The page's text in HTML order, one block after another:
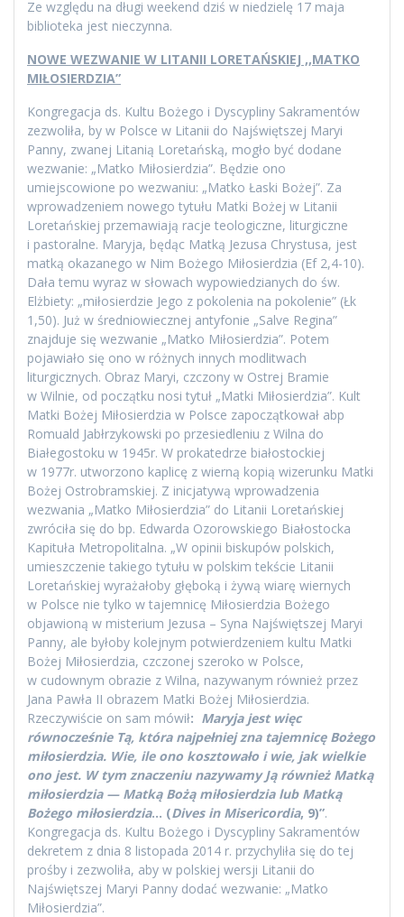
Ze względu na długi weekend dziś w niedzielę 17 maja
biblioteka jest nieczynna.
NOWE WEZWANIE W LITANII LORETAŃSKIEJ ,,MATKO
MIŁOSIERDZIA”
Kongregacja ds. Kultu Bożego i Dyscypliny Sakramentów
zezwoliła, by w Polsce w Litanii do Najświętszej Maryi
Panny, zwanej Litanią Loretańską, mogło być dodane
wezwanie: „Matko Miłosierdzia”. Będzie ono
umiejscowione po wezwaniu: „Matko Łaski Bożej”. Za
wprowadzeniem nowego tytułu Matki Bożej w Litanii
Loretańskiej przemawiają racje teologiczne, liturgiczne
i pastoralne. Maryja, będąc Matką Jezusa Chrystusa, jest
matką okazanego w Nim Bożego Miłosierdzia (Ef 2,4-10).
Dała temu wyraz w słowach wypowiedzianych do św.
Elżbiety: „miłosierdzie Jego z pokolenia na pokolenie” (Łk
1,50). Już w średniowiecznej antyfonie „Salve Regina”
znajduje się wezwanie „Matko Miłosierdzia”. Potem
pojawiało się ono w różnych innych modlitwach
liturgicznych. Obraz Maryi, czczony w Ostrej Bramie
w Wilnie, od początku nosi tytuł „Matki Miłosierdzia”. Kult
Matki Bożej Miłosierdzia w Polsce zapoczątkował abp
Romuald Jabłrzykowski po przesiedleniu z Wilna do
Białegostoku w 1945r. W prokatedrze białostockiej
w 1977r. utworzono kaplicę z wierną kopią wizerunku Matki
Bożej Ostrobramskiej. Z inicjatywą wprowadzenia
wezwania „Matko Miłosierdzia” do Litanii Loretańskiej
zwróciła się do bp. Edwarda Ozorowskiego Białostocka
Kapituła Metropolitalna. „W opinii biskupów polskich,
umieszczenie takiego tytułu w polskim tekście Litanii
Loretańskiej wyrażałoby głęboką i żywą wiarę wiernych
w Polsce nie tylko w tajemnicę Miłosierdzia Bożego
objawioną w misterium Jezusa – Syna Najświętszej Maryi
Panny, ale byłoby kolejnym potwierdzeniem kultu Matki
Bożej Miłosierdzia, czczonej szeroko w Polsce,
w cudownym obrazie z Wilna, nazywanym również przez
Jana Pawła II obrazem Matki Bożej Miłosierdzia.
Rzeczywiście on sam mówił: Maryja jest więc
równocześnie Tą, która najpełniej zna tajemnicę Bożego
miłosierdzia. Wie, ile ono kosztowało i wie, jak wielkie
ono jest. W tym znaczeniu nazywamy Ją również Matką
miłosierdzia — Matką Bożą miłosierdzia lub Matką
Bożego miłosierdzia… (Dives in Misericordia, 9)”.
Kongregacja ds. Kultu Bożego i Dyscypliny Sakramentów
dekretem z dnia 8 listopada 2014 r. przychyliła się do tej
prośby i zezwoliła, aby w polskiej wersji Litanii do
Najświętszej Maryi Panny dodać wezwanie: „Matko
Miłosierdzia”.